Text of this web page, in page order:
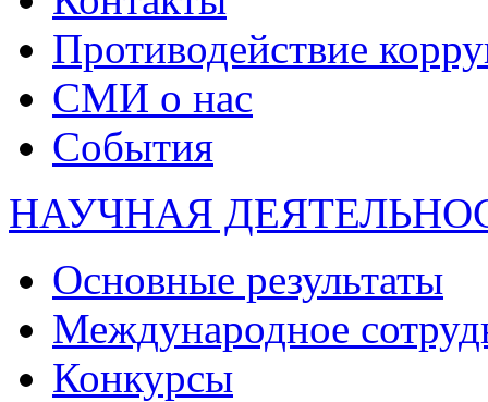
Противодействие
СМИ о нас
События
НАУЧНАЯ
Основные результаты
Международное
Конкурсы